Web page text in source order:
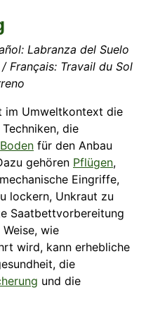
Labranza del Suelo
Français: Travail du Sol
im Umweltkontext die
die
Boden für den Anbau
gehören Pflügen,
Eingriffe,
lockern, Unkraut zu
Saatbettvorbereitung
wie
wird, kann erhebliche
die
und die